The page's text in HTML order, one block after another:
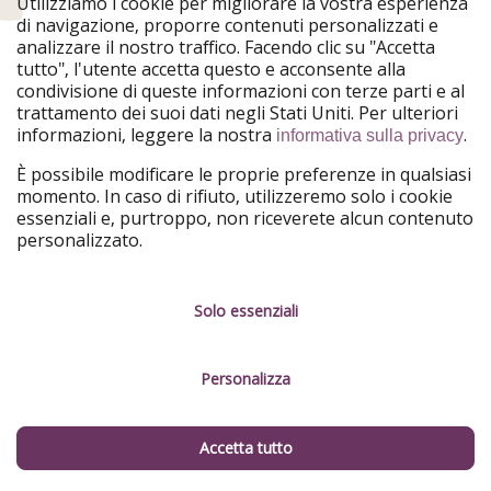
Spagnasu tutte - ma anche in inverno, quando il freddo
scende sull'Europa, con poche ore di volo e ancora
meno euro, ti porteremoal caldo delleCanarieo del
Mar Rosso, soprattutto l'amatissimaSharm el-Sheikh!
Se hai voglia di qualcosa di più esotico troverai tanti
paradisi tropicaliad attenderti, sempre in alta stagione,
sempre a prezzi super: dalleMaldive, aiCaraibi, da
Capo VerdeaZanzibar, dalleSeychelles al Sud Est
Asiatico. Se ti piacciono le città invece, ogni settimana ti
e altre metropoli. E ancora tour, crociere,
COME prenotare le nostre offerte?
Ti proponiamo diversi tipi di offerte.
di navigazione, proporre contenuti personalizzati e
analizzare il nostro traffico. Facendo clic su "Accetta
tutto", l'utente accetta questo e acconsente alla
condivisione di queste informazioni con terze parti e al
trattamento dei suoi dati negli Stati Uniti. Per ulteriori
informazioni, leggere la nostra informativa sulla privacy.
È possibile modificare le proprie preferenze in qualsiasi
momento. In caso di rifiuto, utilizzeremo solo i cookie
essenziali e, purtroppo, non riceverete alcun contenuto
personalizzato.
Solo essenziali
Personalizza
Accetta tutto